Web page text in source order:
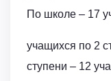
По школе – 17
учащихся по 2
ступени – 12